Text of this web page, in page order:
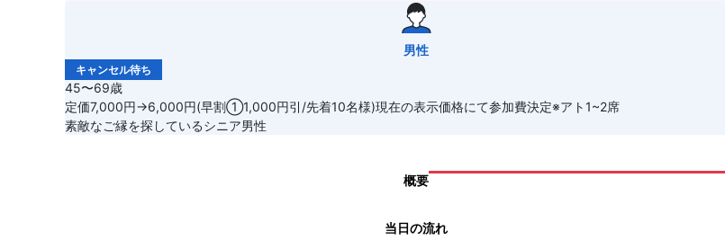
男性
キャンセル待ち
45〜69歳
定価7,000円→6,000円(早割①1,000円引/先着10名様)現在の表示価格にて参加費決定※アト1~2席
素敵なご縁を探しているシニア男性
概要
当日の流れ